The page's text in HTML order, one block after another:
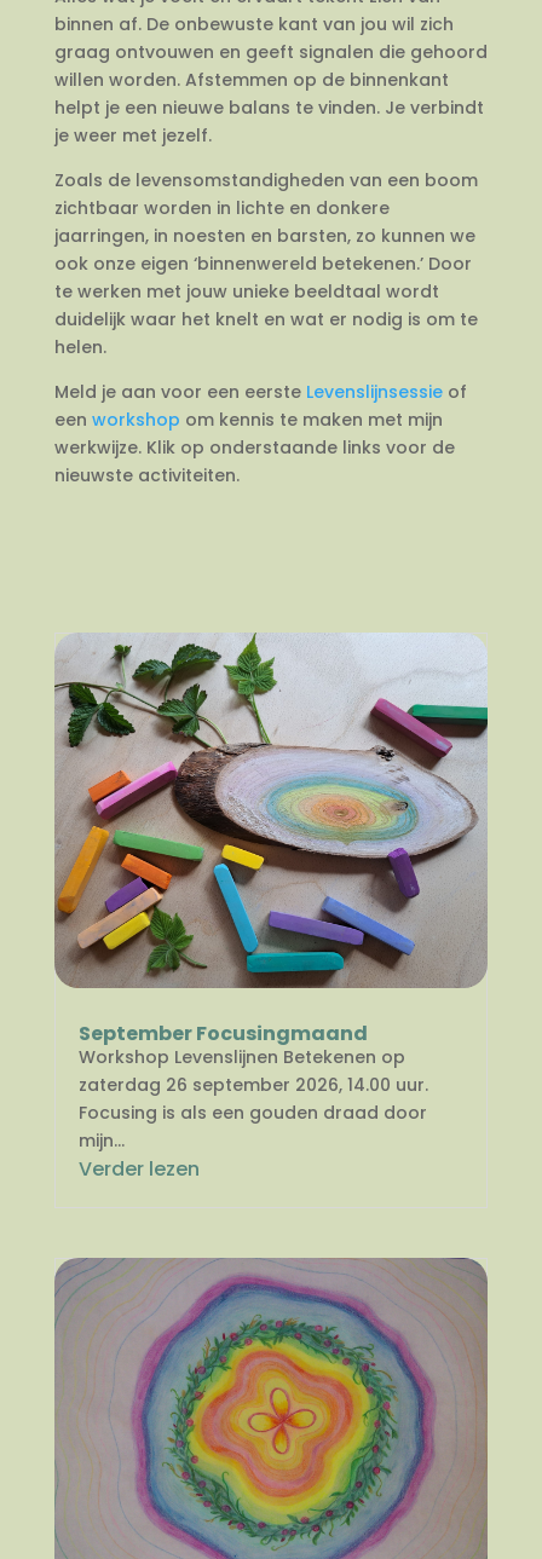
binnen af. De onbewuste kant van jou wil zich
graag ontvouwen en geeft signalen die gehoord
willen worden. Afstemmen op de binnenkant
helpt je een nieuwe balans te vinden. Je verbindt
je weer met jezelf.
Zoals de levensomstandigheden van een boom
zichtbaar worden in lichte en donkere
jaarringen, in noesten en barsten, zo kunnen we
ook onze eigen ‘binnenwereld betekenen.’ Door
te werken met jouw unieke beeldtaal wordt
duidelijk waar het knelt en wat er nodig is om te
helen.
Meld je aan voor een eerste Levenslijnsessieof
een workshop om kennis te maken met mijn
werkwijze. Klik op onderstaande links voor de
nieuwste activiteiten.
September Focusingmaand
Workshop Levenslijnen Betekenen op
zaterdag 26 september 2026, 14.00 uur.
Focusing is als een gouden draad door
mijn...
Verder lezen